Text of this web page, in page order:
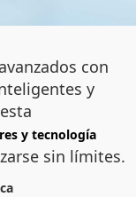
con
y
y tecnología
sin límites.